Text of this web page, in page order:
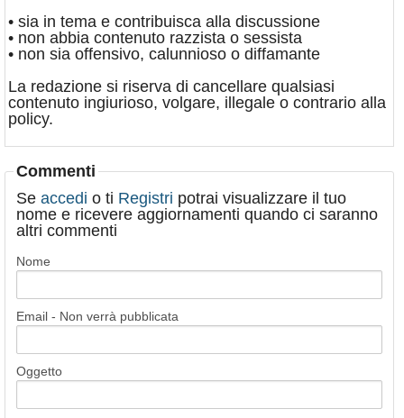
• sia in tema e contribuisca alla discussione
• non abbia contenuto razzista o sessista
• non sia offensivo, calunnioso o diffamante
La redazione si riserva di cancellare qualsiasi
contenuto ingiurioso, volgare, illegale o contrario alla
policy.
Commenti
Se accedi o ti Registri potrai visualizzare il tuo
nome e ricevere aggiornamenti quando ci saranno
altri commenti
Nome
Email - Non verrà pubblicata
Oggetto